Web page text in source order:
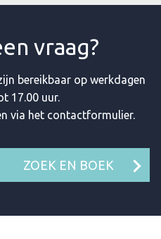
vraag?
bereikbaar op werkdagen
17.00 uur.
via het contactformulier.
ZOEK EN BOEK